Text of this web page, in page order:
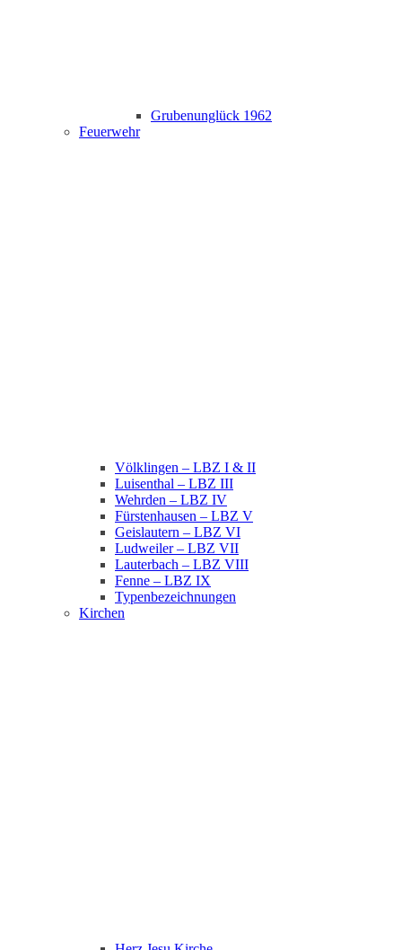
Grubenunglück 1962
Feuerwehr
Völklingen – LBZ I & II
Luisenthal – LBZ III
Wehrden – LBZ IV
Fürstenhausen – LBZ V
Geislautern – LBZ VI
Ludweiler – LBZ VII
Lauterbach – LBZ VIII
Fenne – LBZ IX
Typenbezeichnungen
Kirchen